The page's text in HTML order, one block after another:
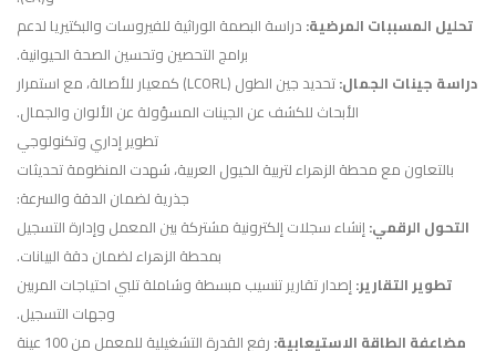
تحليل المسببات المرضية: دراسة البصمة الوراثية للفيروسات والبكتيريا لدعم
برامج التحصين وتحسين الصحة الحيوانية.
دراسة جينات الجمال:
تحديد جين الطول (LCORL) كمعيار للأصالة، مع استمرار
الأبحاث للكشف عن الجينات المسؤولة عن الألوان والجمال.
تطوير إداري وتكنولوجي
بالتعاون مع محطة الزهراء لتربية الخيول العربية، شهدت المنظومة تحديثات
جذرية لضمان الدقة والسرعة:
التحول الرقمي:إنشاء سجلات إلكترونية مشتركة بين المعمل وإدارة التسجيل
بمحطة الزهراء لضمان دقة البيانات.
تطوير التقارير:إصدار تقارير تنسيب مبسطة وشاملة تلبي احتياجات المربين
وجهات التسجيل.
مضاعفة الطاقة الاستيعابية:
رفع القدرة التشغيلية للمعمل من 100 عينة